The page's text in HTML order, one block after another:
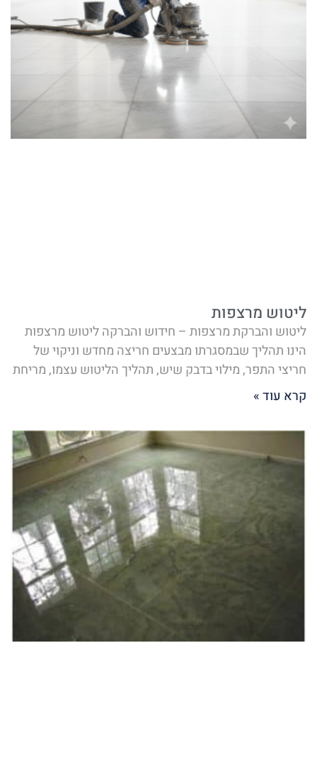
ליטוש מרצפות
ליטוש והברקת מרצפות – חידוש והברקה ליטוש מרצפות
הינו תהליך שבמסגרתו מבצעים חריצה מחדש וניקוי של
חריצי התפר, מילוי בדבק שיש, תהליך הליטוש עצמו, מריחת
קרא עוד »